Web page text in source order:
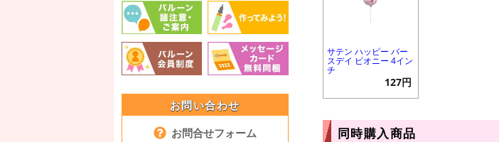
お問い合わせ
お問合せフォーム
サテン ハッピー バー
スデイ ピオニー 4イン
チ
127円
同時購入商品